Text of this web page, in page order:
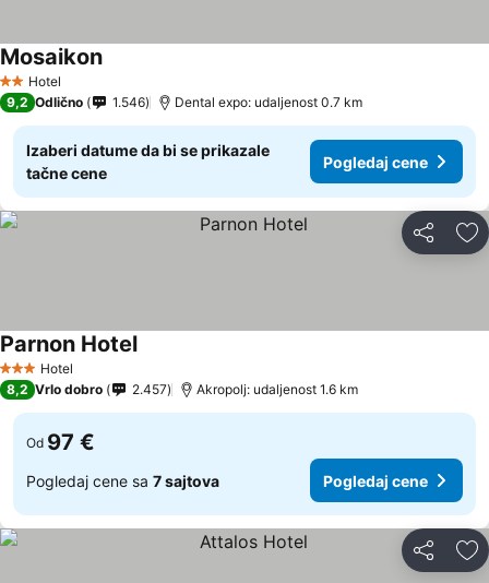
2 Zvezdice
Hotel
Mosaikon
9,2 Odlično 1.546 Dental expo: udaljenost 0.7 km
Izaberi datume da bi se prikazale
tačne cene
Pogledaj cene
Deli
3 Zvezdice
Hotel
Parnon Hotel
8,2 Vrlo dobro 2.457 Akropolj: udaljenost 1.6 km
Od 97 €
Pogledaj cene sa 7 sajtova Pogledaj cene
Deli